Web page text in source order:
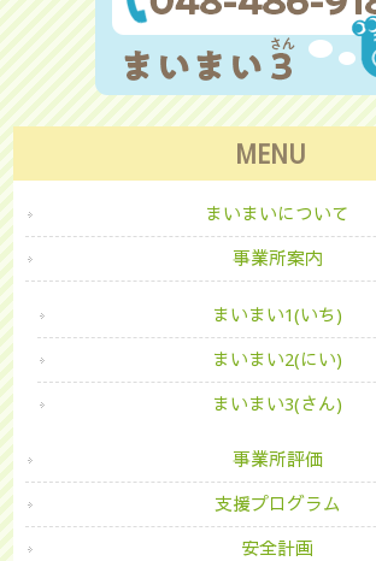
MENU
まいまいについて
事業所案内
まいまい1(いち)
まいまい2(にい)
まいまい3(さん)
事業所評価
支援プログラム
安全計画